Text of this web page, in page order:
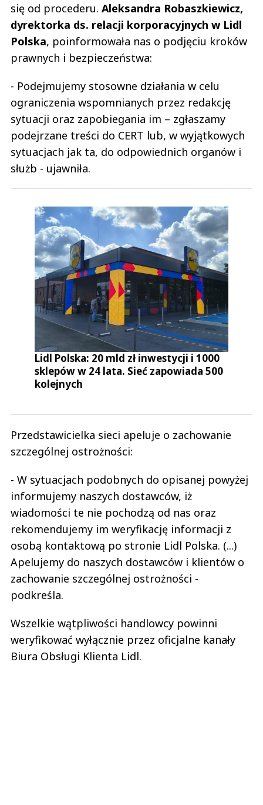
się od procederu. Aleksandra Robaszkiewicz,
dyrektorka ds. relacji korporacyjnych w Lidl
Polska, poinformowała nas o podjęciu kroków
prawnych i bezpieczeństwa:
- Podejmujemy stosowne działania w celu
ograniczenia wspomnianych przez redakcję
sytuacji oraz zapobiegania im – zgłaszamy
podejrzane treści do CERT lub, w wyjątkowych
sytuacjach jak ta, do odpowiednich organów i
służb - ujawniła.
Lidl Polska: 20 mld zł inwestycji i 1000
sklepów w 24 lata. Sieć zapowiada 500
kolejnych
Przedstawicielka sieci apeluje o zachowanie
szczególnej ostrożności:
- W sytuacjach podobnych do opisanej powyżej
informujemy naszych dostawców, iż
wiadomości te nie pochodzą od nas oraz
rekomendujemy im weryfikację informacji z
osobą kontaktową po stronie Lidl Polska. (...)
Apelujemy do naszych dostawców i klientów o
zachowanie szczególnej ostrożności -
podkreśla.
Wszelkie wątpliwości handlowcy powinni
weryfikować wyłącznie przez oficjalne kanały
Biura Obsługi Klienta Lidl.